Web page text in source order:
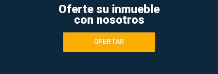
Oferte su inmueble
con nosotros
OFERTAR